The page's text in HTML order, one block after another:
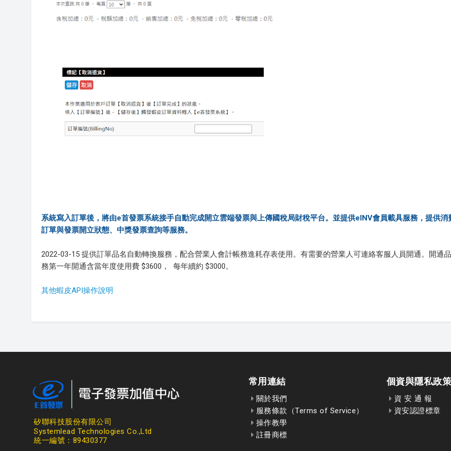
系統寫入訂單後，將由e首發票系統接手自動完成開立雲端發票與上傳國稅局財稅平台。並提供eINV會員載具服務，提供消
訂單與發票開立狀態、中獎發票查詢等服務。
2022-03-15 提供訂單品名自動轉換服務，配合營業人會計帳務進耗存表使用。有需要的營業人可連絡客服人員開通。開通
務第一年開通含當年度使用費 $3600， 每年續約 $3000。
其他蝦皮API操作說明
矽聯科技股份有限公司
Systemlead Technologies Co.,Ltd
統一編號：89430377
常用連結
關於我們
服務條款（Terms of Service）
操作教學
註冊商標
個資與隱私政
資 安 通 報
資安認證標章